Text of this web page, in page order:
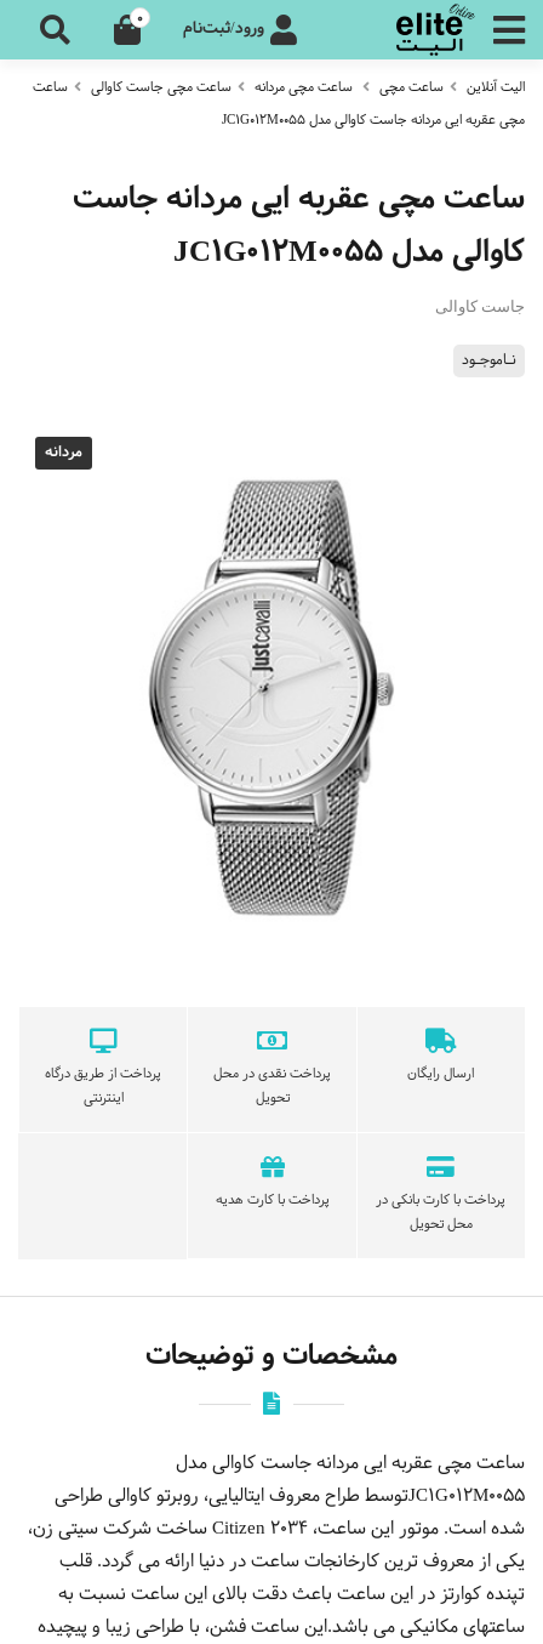
ورود/ثبت‌نام 0
الیت آنلاین ساعت مچی ساعت مچی مردانه ساعت مچی جاست کاوالی
ساعت
مچی عقربه ایی مردانه جاست کاوالی مدل JC1G012M0055
ساعت مچی عقربه ایی مردانه جاست
کاوالی مدل JC1G012M0055
جاست کاوالی
نـاموجـود
مردانه
ارسال رایگان
پرداخت نقدی در محل
تحویل
پرداخت از طریق درگاه
اینترنتی
پرداخت با کارت بانکی در
محل تحویل
پرداخت با کارت هدیه
مشخصات و توضیحات
ساعت مچی عقربه ایی مردانه جاست کاوالی مدل
JC1G012M0055توسط طراح معروف ایتالیایی، روبرتو کاوالی طراحی
شده است. موتور این ساعت، Citizen 2034 ساخت شرکت سیتی زن،
یکی از معروف ترین کارخانجات ساعت در دنیا ارائه می گردد. قلب
تپنده کوارتز در این ساعت باعث دقت بالای این ساعت نسبت به
ساعتهای مکانیکی می باشد.این ساعت فشن، با طراحی زیبا و پیچیده